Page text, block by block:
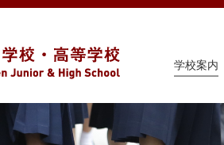
学校案内